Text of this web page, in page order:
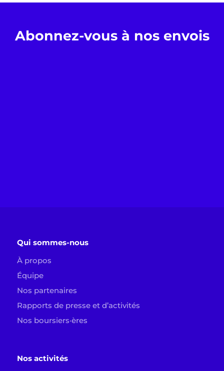
Abonnez-vous à nos envois
Qui sommes-nous
À propos
Équipe
Nos partenaires
Rapports de presse et d’activités
Nos boursiers·ères
Nos activités